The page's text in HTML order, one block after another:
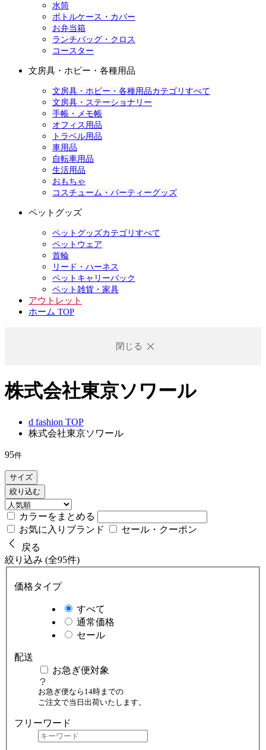
水筒
ボトルケース・カバー
お弁当箱
ランチバッグ・クロス
コースター
文房具・ホビー・各種用品
文房具・ホビー・各種用品カテゴリすべて
文房具・ステーショナリー
手帳・メモ帳
オフィス用品
トラベル用品
車用品
自転車用品
生活用品
おもちゃ
コスチューム・パーティーグッズ
ペットグッズ
ペットグッズカテゴリすべて
ペットウェア
首輪
リード・ハーネス
ペットキャリーバック
ペット雑貨・家具
アウトレット
ホーム TOP
閉じる
株式会社東京ソワール
d fashion TOP
株式会社東京ソワール
95件
サイズ
絞り込む
カラーをまとめる
お気に入りブランド
セール・クーポン
戻る
絞り込み (全95件)
価格タイプ
すべて
通常価格
セール
配送
お急ぎ便対象
お急ぎ便なら14時までの
ご注文で当日出荷いたします。
フリーワード